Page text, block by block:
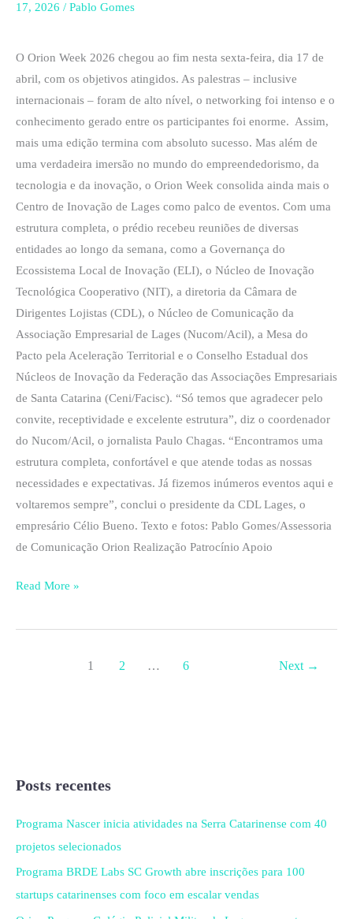
17, 2026 / Pablo Gomes
O Orion Week 2026 chegou ao fim nesta sexta-feira, dia 17 de
abril, com os objetivos atingidos. As palestras – inclusive
internacionais – foram de alto nível, o networking foi intenso e o
conhecimento gerado entre os participantes foi enorme. Assim,
mais uma edição termina com absoluto sucesso. Mas além de
uma verdadeira imersão no mundo do empreendedorismo, da
tecnologia e da inovação, o Orion Week consolida ainda mais o
Centro de Inovação de Lages como palco de eventos. Com uma
estrutura completa, o prédio recebeu reuniões de diversas
entidades ao longo da semana, como a Governança do
Ecossistema Local de Inovação (ELI), o Núcleo de Inovação
Tecnológica Cooperativo (NIT), a diretoria da Câmara de
Dirigentes Lojistas (CDL), o Núcleo de Comunicação da
Associação Empresarial de Lages (Nucom/Acil), a Mesa do
Pacto pela Aceleração Territorial e o Conselho Estadual dos
Núcleos de Inovação da Federação das Associações Empresariais
de Santa Catarina (Ceni/Facisc). “Só temos que agradecer pelo
convite, receptividade e excelente estrutura”, diz o coordenador
do Nucom/Acil, o jornalista Paulo Chagas. “Encontramos uma
estrutura completa, confortável e que atende todas as nossas
necessidades e expectativas. Já fizemos inúmeros eventos aqui e
voltaremos sempre”, conclui o presidente da CDL Lages, o
empresário Célio Bueno. Texto e fotos: Pablo Gomes/Assessoria
de Comunicação Orion Realização Patrocínio Apoio
e
o
Centro
de
Inovação
de
Lages
como
palco
de
eventos
Read More »
1 2 … 6 Next →
Posts recentes
Programa Nascer inicia atividades na Serra Catarinense com 40
projetos selecionados
Programa BRDE Labs SC Growth abre inscrições para 100
startups catarinenses com foco em escalar vendas